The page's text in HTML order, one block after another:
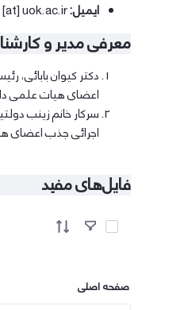
ایمیل:
معرفی مدیر و
دکتر کیوان بابائی،
اعضای هیات علمی
سرکار خانم زینب
اجرائی جذب اعضای
فایل‌های مفید
آیتم ها را انتخاب کنید
صفحه اصلی